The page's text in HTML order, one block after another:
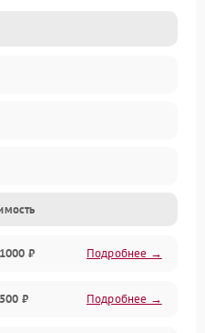
1000 ₽ Подробнее →
500 ₽ Подробнее →